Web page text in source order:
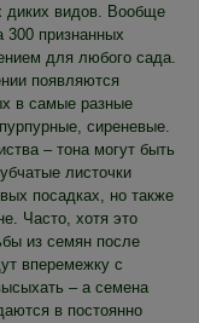
диких видов. Вообще
300 признанных
для любого сада.
появляются
в самые разные
сиреневые.
– тона могут быть
листочки
посадках, но также
Часто, хотя это
из семян после
вперемежку с
– а семена
в постоянно